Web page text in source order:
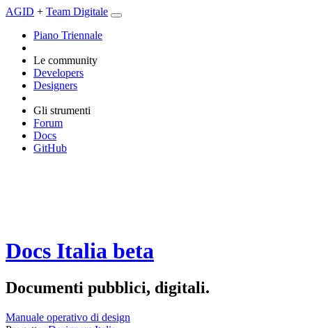
AGID + Team Digitale
Piano Triennale
Le community
Developers
Designers
Gli strumenti
Forum
Docs
GitHub
Docs Italia beta
Documenti pubblici, digitali.
Manuale operativo di design